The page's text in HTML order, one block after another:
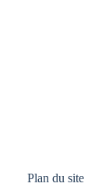
Plan du site